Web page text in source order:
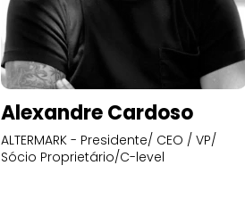
Alexandre Cardoso
ALTERMARK - Presidente/ CEO / VP/
Sócio Proprietário/C-level